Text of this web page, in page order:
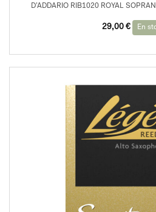
D’ADDARIO RIB1020 ROYAL
29,00 € En